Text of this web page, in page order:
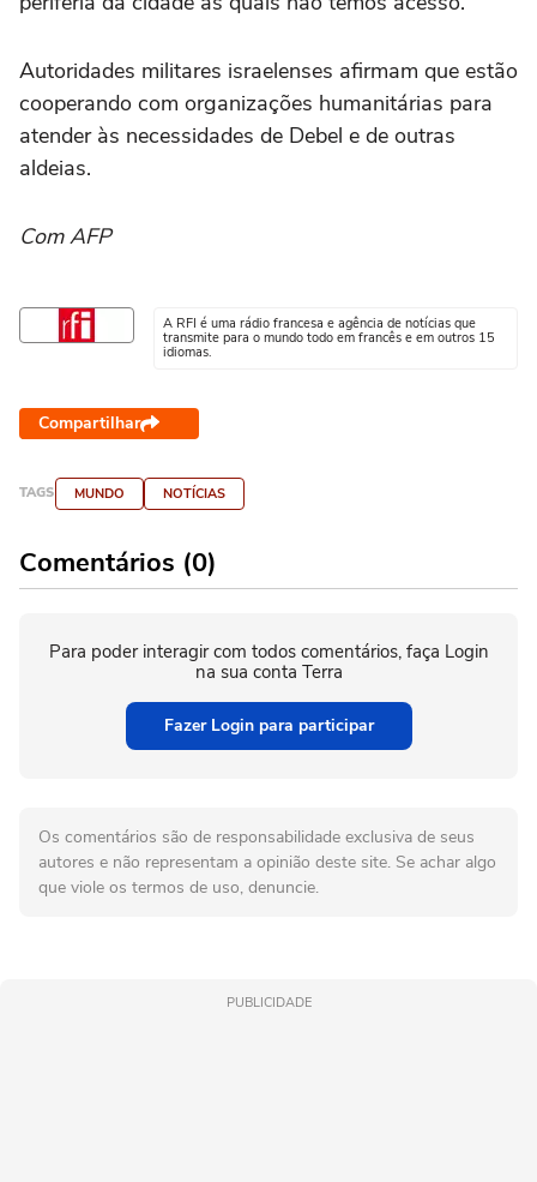
Autoridades militares israelenses afirmam que estão
cooperando com organizações humanitárias para
atender às necessidades de Debel e de outras
aldeias.
Com AFP
A RFI é uma rádio francesa e agência de notícias que
transmite para o mundo todo em francês e em outros 15
idiomas.
Compartilhar
TAGS MUNDO NOTÍCIAS
Comentários (0)
Para poder interagir com todos comentários, faça Login
na sua conta Terra
Fazer Login para participar
Os comentários são de responsabilidade exclusiva de seus
autores e não representam a opinião deste site. Se achar algo
que viole os termos de uso, denuncie.
PUBLICIDADE